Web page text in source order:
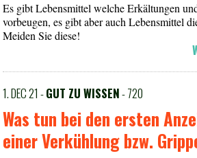
Es gibt Lebensmittel welche Erkältungen
vorbeugen, es gibt aber auch Lebensmittel
Meiden Sie diese!
1. DEC 21 -GUT ZU WISSEN- 720
Was tun bei den ersten
einer Verkühlung bzw.